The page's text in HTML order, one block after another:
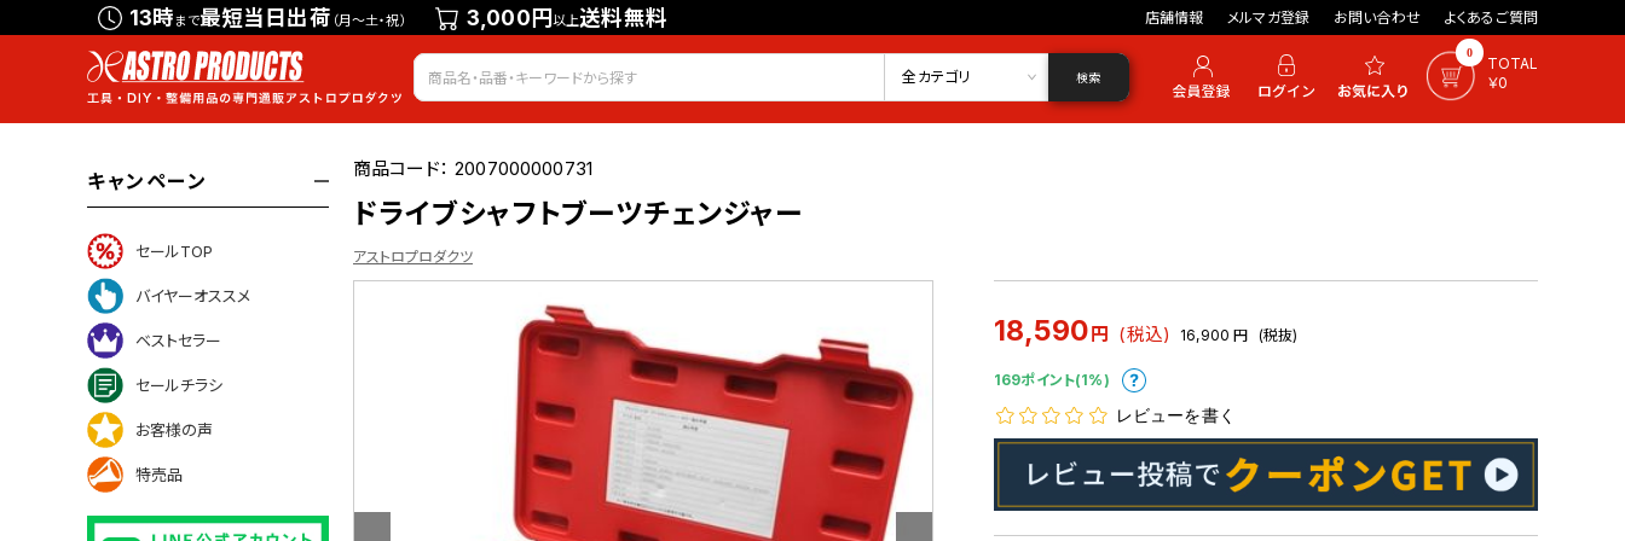
13時まで最短当日出荷 （月～土・祝） 3,000円以上送料無料 店舗情報 メルマガ登録 お問い合わせ よくあるご質問
会員登録 ログイン お気に入り 0
TOTAL
￥0
全カテゴリ 検索
キャンペーン
セールTOP
バイヤーオススメ
ベストセラー
セールチラシ
お客様の声
特売品
商品コード：2007000000731
ドライブシャフトブーツチェンジャー
アストロプロダクツ
18,590円 (税込) 16,900 円 (税抜)
169ポイント(1%)
レビューを書く